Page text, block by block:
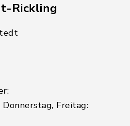
Rickling
Freitag: